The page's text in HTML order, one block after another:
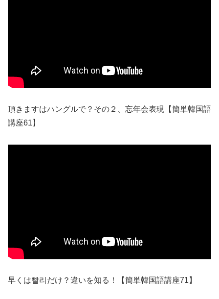
頂きますはハングルで？その２、忘年会表現【簡単韓国語
講座61】
早くは빨리だけ？違いを知る！【簡単韓国語講座71】